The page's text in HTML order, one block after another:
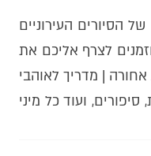
הסיורים העירוניים
לצרף אליכם את
| מדריך לאוהבי
ועוד כל מיני